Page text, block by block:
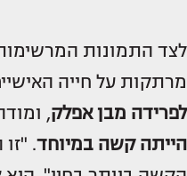
לצד התמונות
מרתקות על חייה
לפרידה מבן אפלק,
הייתה קשה במיוחד.